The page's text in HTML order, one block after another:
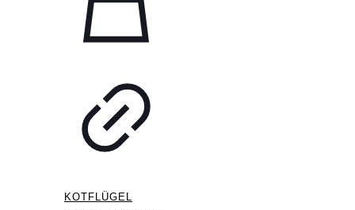
KOTFLÜGEL